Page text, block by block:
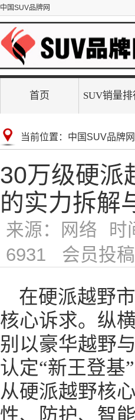
中国SUV品牌网
首页 SUV销量排
当前位置： 中国SUV品牌网
30万级硬派
的实力拆解
来源：网络
时
6931 会员投稿
在硬派越野
核心诉求。纵
别以豪华越野
认定“新王登基
从硬派越野核
性、防护、智